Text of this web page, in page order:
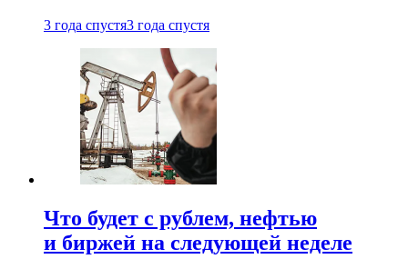
3 года спустя3 года спустя
Что будет с рублем, нефтью
и биржей на следующей неделе